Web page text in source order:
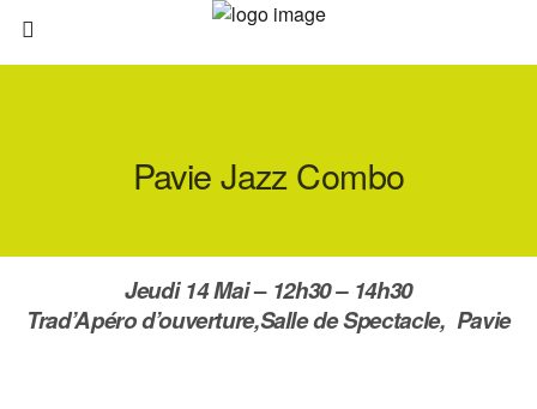
Pavie Jazz Combo
Jeudi 14 Mai– 12h30 – 14h30
Trad’Apéro d’ouverture,Salle de Spectacle, Pavie